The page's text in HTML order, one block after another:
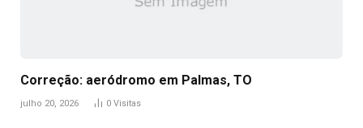
Correção: aeródromo em Palmas, TO
julho 20, 2026 0 Visitas